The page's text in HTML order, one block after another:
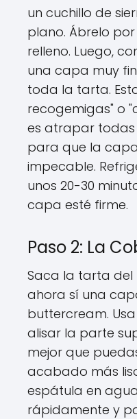
un cuchillo de
plano. Ábrelo
relleno. Luego,
una capa muy
toda la tarta.
recogemigas" o
es atrapar todas
para que la
impecable.
unos 20-30
capa esté firme.
Paso 2: La
Saca la tarta
ahora sí una
buttercream.
alisar la parte
mejor que
acabado más
espátula en
rápidamente y